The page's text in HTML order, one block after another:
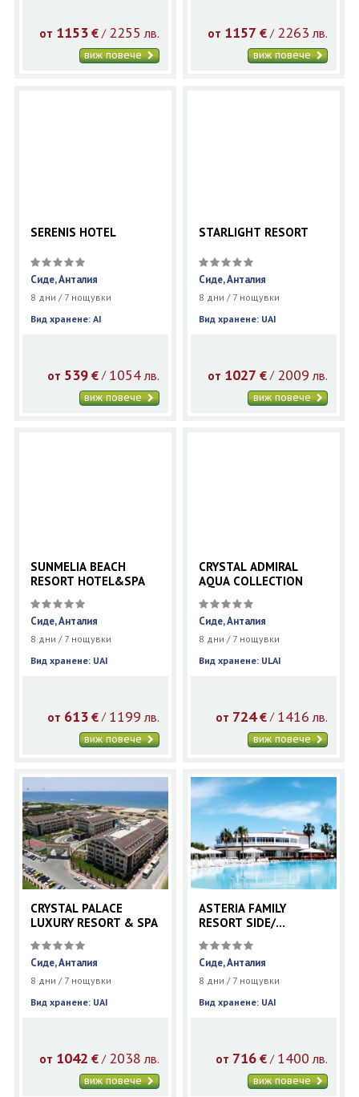
от 1153 €/ 2255 лв.
виж повече
от 1157 € / 2263 лв.
виж повече
SERENIS HOTEL
Сиде, Анталия
8 дни / 7 нощувки
Вид хранене: AI
от 539 €/ 1054 лв.
виж повече
STARLIGHT RESORT
Сиде, Анталия
8 дни / 7 нощувки
Вид хранене: UAI
от 1027 € / 2009 лв.
виж повече
SUNMELIA BEACH
RESORT HOTEL&SPA
Сиде, Анталия
8 дни / 7 нощувки
Вид хранене: UAI
от 613 €/ 1199 лв.
виж повече
CRYSTAL ADMIRAL
AQUA COLLECTION
Сиде, Анталия
8 дни / 7 нощувки
Вид хранене: ULAI
от 724 € / 1416 лв.
виж повече
CRYSTAL PALACE
LUXURY RESORT & SPA
Сиде, Анталия
8 дни / 7 нощувки
Вид хранене: UAI
от 1042 €/ 2038 лв.
виж повече
ASTERIA FAMILY
RESORT SIDE/
Ex.EUPHORIA PALM
BEACH RESORT/
Сиде, Анталия
8 дни / 7 нощувки
Вид хранене: UAI
от 716 € / 1400 лв.
виж повече